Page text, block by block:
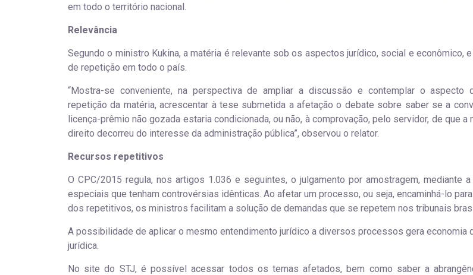
em todo o território nacional.
Relevância
Segundo o ministro Kukina, a matéria é relevante sob os aspectos jurídico, social e econômico,
de repetição em todo o país.
“Mostra-se conveniente, na perspectiva de ampliar a discussão e contemplar o aspecto
repetição da matéria, acrescentar à tese submetida a afetação o debate sobre saber se a
licença-prêmio não gozada estaria condicionada, ou não, à comprovação, pelo servidor, de que a
direito decorreu do interesse da administração pública”, observou o relator.
Recursos repetitivos
O CPC/2015 regula, nos artigos 1.036 e seguintes, o julgamento por amostragem, mediante
especiais que tenham controvérsias idênticas. Ao afetar um processo, ou seja, encaminhá-lo
dos repetitivos, os ministros facilitam a solução de demandas que se repetem nos tribunais
A possibilidade de aplicar o mesmo entendimento jurídico a diversos processos gera economia
jurídica.
No site do STJ, é possível acessar todos os temas afetados, bem como saber a